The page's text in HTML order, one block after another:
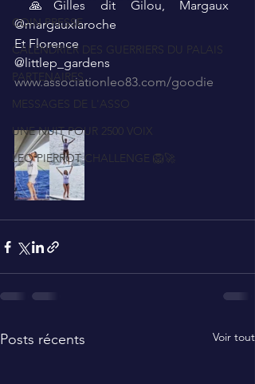
COIN PRESSE
CALENDRIER DES GUERRIERS DU PALAIS
PARTENAIRES
MESSAGES DE L'ASSO
UNE NUIT POUR 2500 VOIX
LEO PIERROT CHALLENGE 🦁🚀
@margauxlaroche
Et Florence
@littlep_gardens
www.associationleo83.com/goodie
Posts récents Voir tout